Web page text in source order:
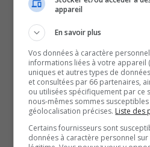
de points d’inaptitude dépasse
15 points.
Qui plus est, le coût annuel de
également, en raison des
son dossier.
À lire aussi :
Saisie de drogues lors d’une
Déléage
Accident mortel entre un
appareil
En savoir plus
Vos données à caractère
informations liées à votre appareil
uniques et autres types de
et consultées par 66 partenaires,
ou utilisées spécifiquement par ce
nous-mêmes sommes
géolocalisation précises. Liste des
Certains fournisseurs sont
données à caractère personnel